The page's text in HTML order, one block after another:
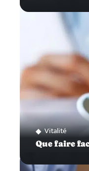
Vitalité
Que faire